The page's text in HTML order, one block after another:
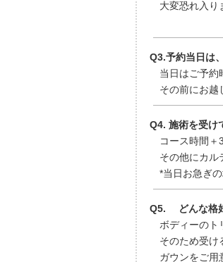
大変恐れ入り
Q3.予約当日は
当日はご予約
その前にお越
Q4. 施術を受け
コース時間＋
その他にカル
*当日お急ぎの
Q5. どんな格
ボディーのト
そのため受け
ガウンをご用